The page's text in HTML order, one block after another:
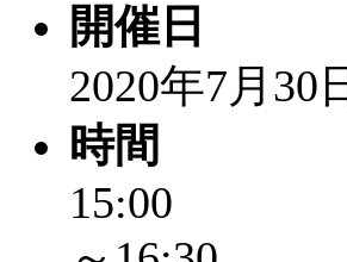
開催日
2020年7月30
時間
15:00